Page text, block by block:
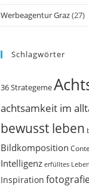
Werbeagentur Graz(27)
Schlagwörter
36 Strategeme
achtsamkeit im
bewusst leben
Bildkomposition
Intelligenz erfülltes Leben
Inspiration